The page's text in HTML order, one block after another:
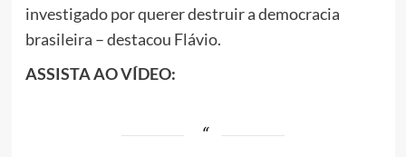
investigado por querer destruir a democracia
brasileira – destacou Flávio.
ASSISTA AO VÍDEO: